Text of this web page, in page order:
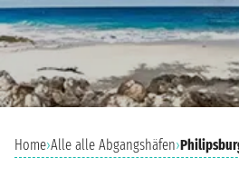
Home›Alle alle Abgangshäfen›